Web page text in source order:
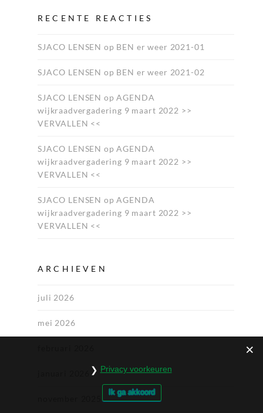
RECENTE REACTIES
SJACO LENSEN op BEN er weer 2021-01
SJACO LENSEN op BEN er weer 2021-02
SJACO LENSEN opAGENDA
wijkraadvergadering 9 maart 2022 >>
VERVALLEN <<
SJACO LENSEN opAGENDA
wijkraadvergadering 9 maart 2022 >>
VERVALLEN <<
SJACO LENSEN opAGENDA
wijkraadvergadering 9 maart 2022 >>
VERVALLEN <<
ARCHIEVEN
juli 2026
mei 2026
Privacy voorkeuren
Ik ga akkoord